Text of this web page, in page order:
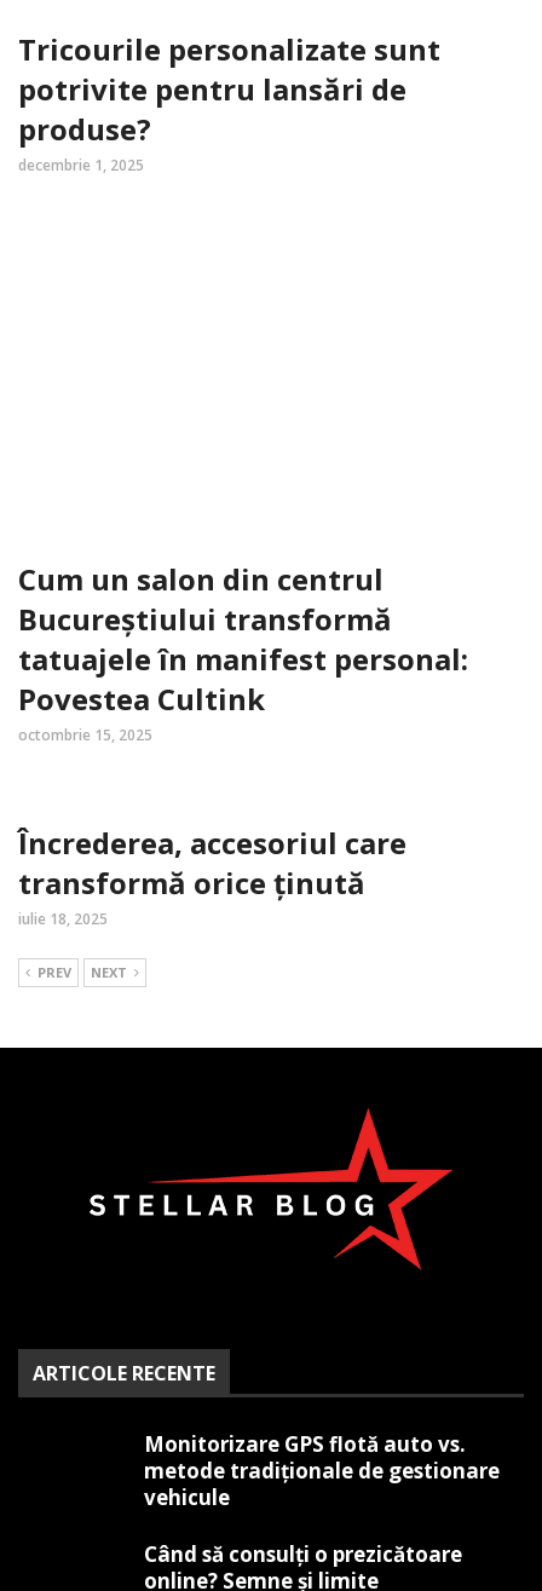
Tricourile personalizate sunt
potrivite pentru lansări de
produse?
decembrie 1, 2025
Cum un salon din centrul
Bucureștiului transformă
tatuajele în manifest personal:
Povestea Cultink
octombrie 15, 2025
Încrederea, accesoriul care
transformă orice ținută
iulie 18, 2025
PREV NEXT
ARTICOLE RECENTE
Monitorizare GPS flotă auto vs.
metode tradiționale de gestionare
vehicule
Când să consulți o prezicătoare
online? Semne și limite